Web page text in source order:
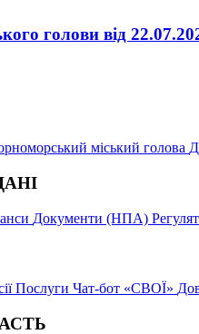
голови від
міський голова
Документи (НПА)
Послуги Чат-бот «СВОЇ»